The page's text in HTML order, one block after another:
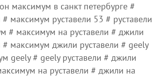
максимум в санкт петербурге #
максимум руставели 53 # руставели
# максимум на руставели # джили
# максимум джили руставели # geely
geely # geely руставели # джили
на руставели # джили на